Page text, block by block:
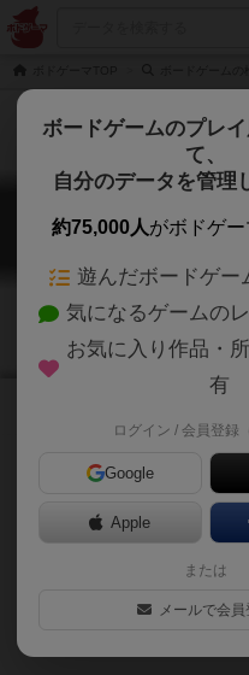
スリン
こんっ…かんっ…び
互いにホッケータイル
合い、先に自分のホ
ボードゲームのプレ
て、
自分のデータを管理
約75,000人がボドゲー
遊んだボードゲー
気になるゲームの
お気に入り作品・
有
ログイン / 会員登録
Google
Apple
または
メールで会員